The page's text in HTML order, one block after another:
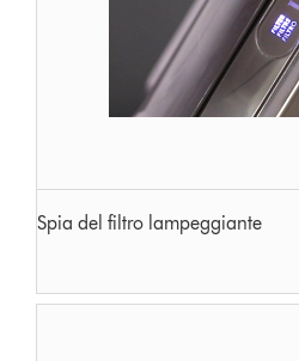
Spia del filtro lampeggiante